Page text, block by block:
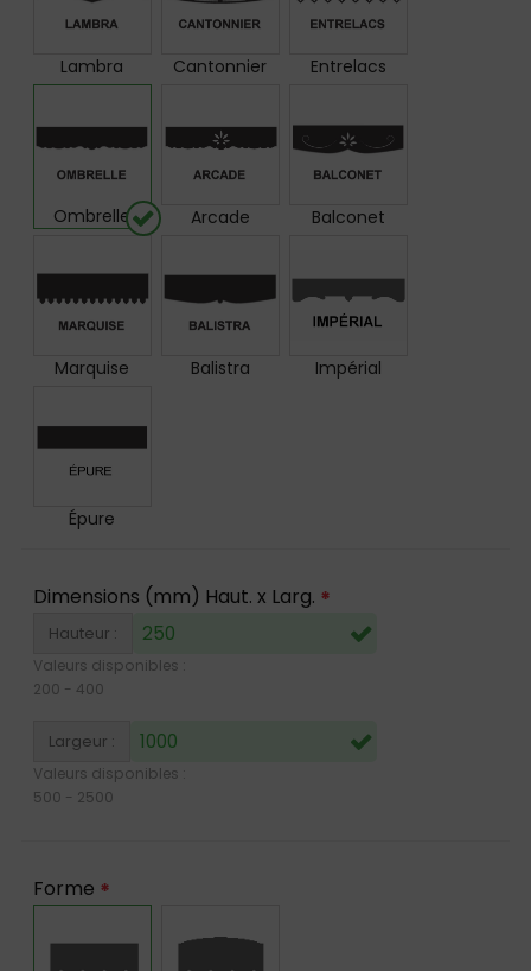
Lambra Cantonnier Entrelacs
Ombrelle Arcade Balconet
Marquise Balistra Impérial
Épure
Dimensions (mm) Haut. x Larg. *
Hauteur :
Valeurs disponibles :
200 - 400
Largeur :
Valeurs disponibles :
500 - 2500
Forme *